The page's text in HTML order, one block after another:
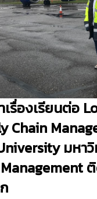
เรื่องเรียนต่อ
Chain
มหา